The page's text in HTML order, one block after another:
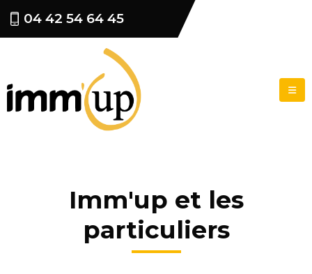
04 42 54 64 45
Imm'up et les
particuliers